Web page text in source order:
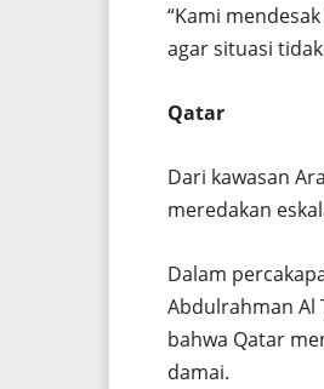
“Kami
agar situasi
Qatar
Dari kawasan
meredakan
Dalam
Abdulrahman Al
bahwa Qatar
damai.